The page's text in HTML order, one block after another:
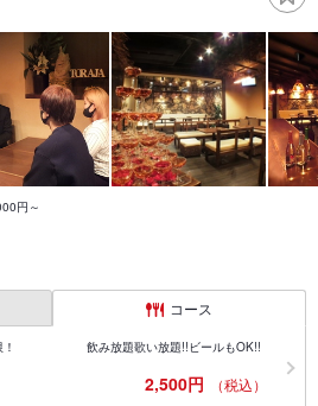
円～
コース
制限！ 飲み放題歌い放題!!ビールもOK!!
2,500円 （税込）